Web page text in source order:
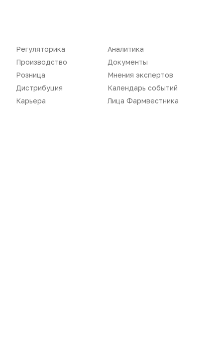
Карьера
Аналитика
Документы
Бизнес
Оформить подписку
Архив номеров
Реклама в газете
Реклама на сайте
Регуляторика
Производство
Розница
Дистрибуция
Карьера
Аналитика
Документы
Мнения экспертов
Календарь событий
Лица Фармвестника